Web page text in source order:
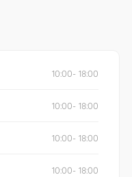
10:00- 18:00
10:00- 18:00
10:00- 18:00
10:00- 18:00